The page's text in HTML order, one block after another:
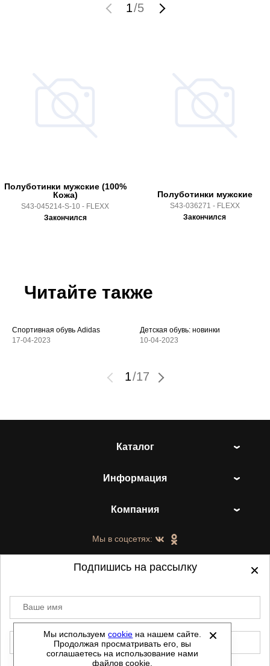
1/5
Полуботинки мужские (100%
Кожа)
S43-045214-S-10 - FLEXX
Закончился
Полуботинки мужские
S43-036271 - FLEXX
Закончился
Читайте также
Спортивная обувь Adidas
17-04-2023
Детская обувь: новинки
10-04-2023
1/17
Каталог
Информация
Компания
Мы в соцсетях:
©2021-2026 - ShoesTown.ru - все права
защищены.
Данный сайт не является интернет магазином и
не является публичной офертой.
Мы используемcookie на нашем сайте.
Продолжая просматривать его, вы
соглашаетесь на использование нами
файлов cookie.
Подпишись на рассылку
Ваше имя